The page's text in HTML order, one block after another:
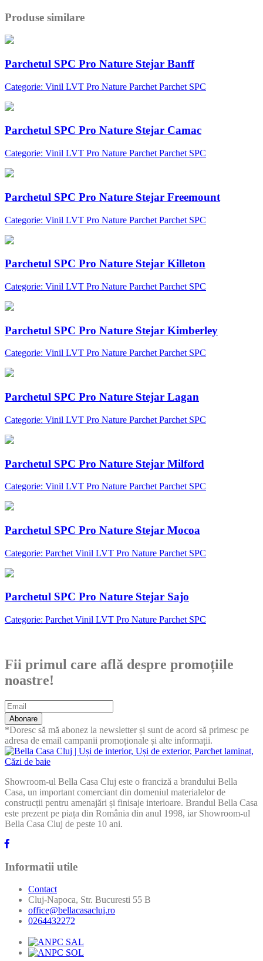
Produse similare
Parchetul SPC Pro Nature Stejar Banff
Categorie: Vinil LVT Pro Nature Parchet Parchet SPC
Parchetul SPC Pro Nature Stejar Camac
Categorie: Vinil LVT Pro Nature Parchet Parchet SPC
Parchetul SPC Pro Nature Stejar Freemount
Categorie: Vinil LVT Pro Nature Parchet Parchet SPC
Parchetul SPC Pro Nature Stejar Killeton
Categorie: Vinil LVT Pro Nature Parchet Parchet SPC
Parchetul SPC Pro Nature Stejar Kimberley
Categorie: Vinil LVT Pro Nature Parchet Parchet SPC
Parchetul SPC Pro Nature Stejar Lagan
Categorie: Vinil LVT Pro Nature Parchet Parchet SPC
Parchetul SPC Pro Nature Stejar Milford
Categorie: Vinil LVT Pro Nature Parchet Parchet SPC
Parchetul SPC Pro Nature Stejar Mocoa
Categorie: Parchet Vinil LVT Pro Nature Parchet SPC
Parchetul SPC Pro Nature Stejar Sajo
Categorie: Parchet Vinil LVT Pro Nature Parchet SPC
Fii primul care află despre promoțiile
noastre!
Abonare
*Doresc să mă abonez la newsletter și sunt de acord să primesc pe
adresa de email campanii promoționale și alte informații.
Showroom-ul Bella Casa Cluj este o franciză a brandului Bella
Casa, un important comerciant din domeniul materialelor de
construcții pentru amenajări și finisaje interioare. Brandul Bella Casa
este prezent pe piața din România din anul 1998, iar Showroom-ul
Bella Casa Cluj de peste 10 ani.
Informatii utile
Contact
Cluj-Napoca, Str. Bucuresti 55 B
office@bellacasacluj.ro
0264432272